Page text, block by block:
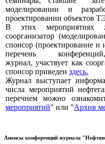
моделировании и
проектировании объектов
В этих мероприятиях
соорганизатор
спонсор (проектирование
перечень
журнал, участвует как
спонсор приведен здесь.
Журнал выступает
числа мероприятий
перечнем можно
мероприятий" или "Архив
Анонсы конференций журнала